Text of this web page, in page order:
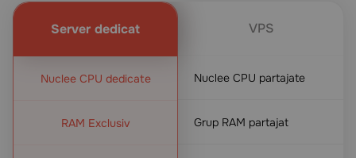
Server dedicat
Nuclee CPU dedicate
RAM Exclusiv
VPS
Nuclee CPU partajate
Grup RAM partajat